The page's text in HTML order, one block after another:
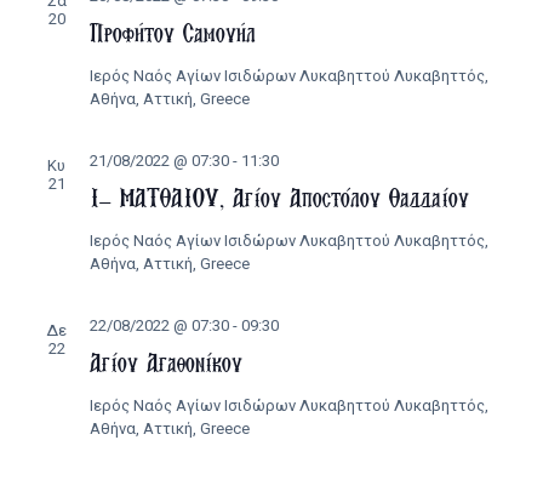
20
Προφήτου Σαμουήλ
Ιερός Ναός Αγίων Ισιδώρων Λυκαβηττού Λυκαβηττός,
Αθήνα, Αττική, Greece
Κυ
21
Ι’ ΜΑΤΘΑΙΟΥ, Αγίου Αποστόλου Θαδδαίου
21/08/2022 @ 07:30- 11:30
Ιερός Ναός Αγίων Ισιδώρων Λυκαβηττού Λυκαβηττός,
Αθήνα, Αττική, Greece
Δε
22
Αγίου Αγαθονίκου
22/08/2022 @ 07:30- 09:30
Ιερός Ναός Αγίων Ισιδώρων Λυκαβηττού Λυκαβηττός,
Αθήνα, Αττική, Greece